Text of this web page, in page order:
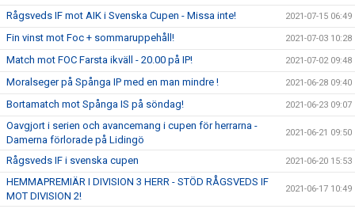
Rågsveds IF mot AIK i Svenska Cupen - Missa inte! 2021-07-15 06:49
Fin vinst mot Foc + sommaruppehåll! 2021-07-03 10:28
Match mot FOC Farsta ikväll - 20.00 på IP! 2021-07-02 09:48
Moralseger på Spånga IP med en man mindre ! 2021-06-28 09:40
Bortamatch mot Spånga IS på söndag! 2021-06-23 09:07
Oavgjort i serien och avancemang i cupen för herrarna -
Damerna förlorade på Lidingö
2021-06-21 09:50
Rågsveds IF i svenska cupen 2021-06-20 15:53
HEMMAPREMIÄR I DIVISION 3 HERR - STÖD RÅGSVEDS IF
MOT DIVISION 2!
2021-06-17 10:49